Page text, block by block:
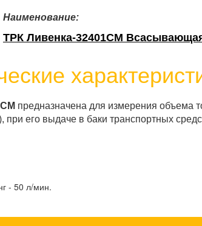
Наименование:
ТРК Ливенка-32401СМ
предназначена для измерения объема
его выдаче в баки транспортных
- 50 л/мин.